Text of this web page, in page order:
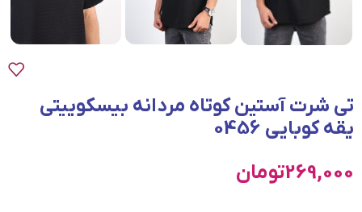
تی شرت آستین کوتاه مردانه بیسکوییتی
یقه کوبایی 0456
269,000تومان